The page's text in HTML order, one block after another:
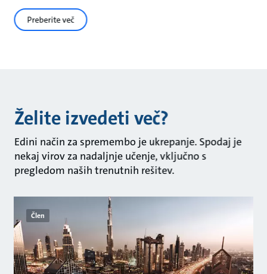
Preberite več
Želite izvedeti več?
Edini način za spremembo je ukrepanje. Spodaj je
nekaj virov za nadaljnje učenje, vključno s
pregledom naših trenutnih rešitev.
Člen